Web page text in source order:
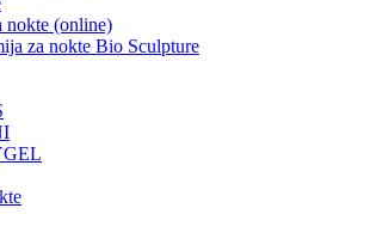
nokte (online)
za nokte Bio Sculpture